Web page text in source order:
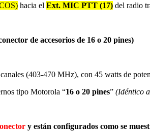
hacia el Ext. MIC PTT (17) del radio
de accesorios de 16 o 20 pines)
(403-470 MHz), con 45 watts de
tipo Motorola “16 o 20 pines” (Idéntico
y están configurados como se